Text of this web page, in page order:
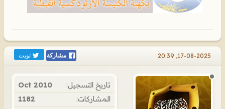
17-08-2025, 20:39 مشاركة تويت
تاريخ التسجيل:
Oct 2010
المشاركات:
1182